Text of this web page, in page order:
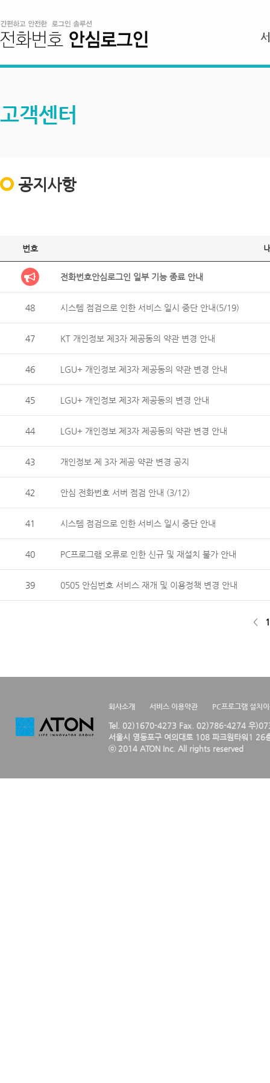
고객센터
공지사항
번호
전화번호안심로그인 일부 기능 종료 안내
48 시스템 점검으로 인한 서비스 일시 중단 안내(5/19)
47 KT 개인정보 제3자 제공동의 약관 변경 안내
46 LGU+ 개인정보 제3자 제공동의 약관 변경 안내
45 LGU+ 개인정보 제3자 제공동의 변경 안내
44 LGU+ 개인정보 제3자 제공동의 약관 변경 안내
43 개인정보 제 3자 제공 약관 변경 공지
42 안심 전화번호 서버 점검 안내 (3/12)
41 시스템 점검으로 인한 서비스 일시 중단 안내
40 PC프로그램 오류로 인한 신규 및 재설치 불가 안내
39 0505 안심번호 서비스 재개 및 이용정책 변경 안내
< 1
회사소개 서비스 이용약관 PC프로그램 설치
Tel. 02)1670-4273 Fax. 02)786-4274 우
서울시 영등포구 여의대로 108 파크원타워1 26
ⓒ 2014 ATON Inc. All rights reserved